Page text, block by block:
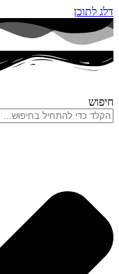
דלג לתוכן
חיפוש